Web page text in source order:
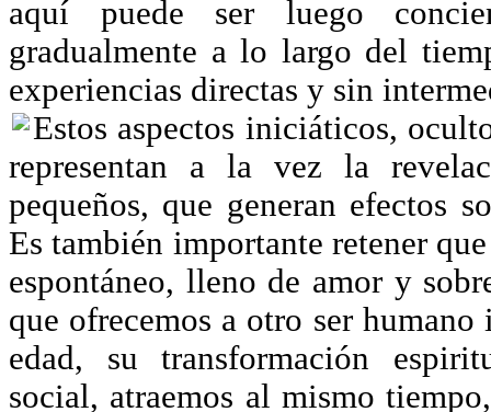
aquí puede ser luego
gradualmente a lo largo del
experiencias directas y sin
Estos aspectos iniciáticos,
representan a la vez la
pequeños, que generan efectos
Es también importante retener
espontáneo, lleno de amor y
que ofrecemos a otro ser
edad, su transformación
social, atraemos al mismo